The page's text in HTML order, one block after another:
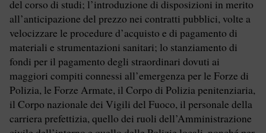
del corso di studi; l’introduzione di disposizioni in merito
all’anticipazione del prezzo nei contratti pubblici, volte a
velocizzare le procedure d’acquisto e di pagamento di
materiali e strumentazioni sanitari; lo stanziamento di
fondi per il pagamento degli straordinari dovuti ai
maggiori compiti connessi all’emergenza per le Forze di
Polizia, le Forze Armate, il Corpo di Polizia penitenziaria,
il Corpo nazionale dei Vigili del Fuoco, il personale della
carriera prefettizia, quello dei ruoli dell’Amministrazione